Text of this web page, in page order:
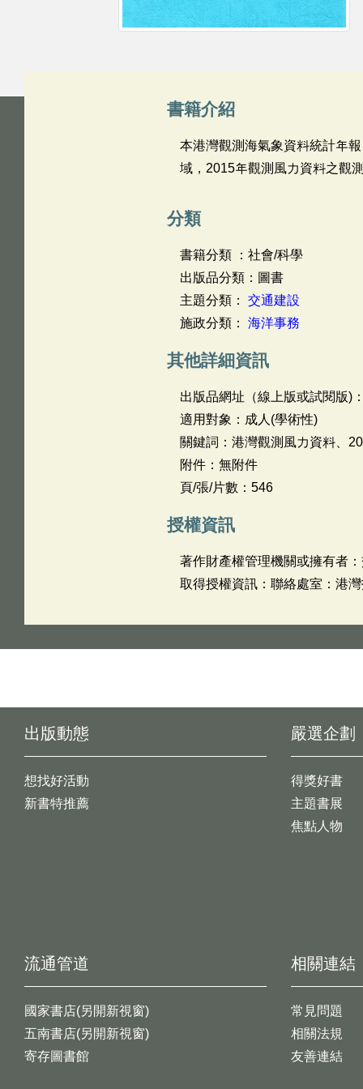
書籍介紹
本港灣觀測海氣象資料統計年
域，2015年觀測風力資料之觀
分類
書籍分類 ：社會/科學
出版品分類：圖書
主題分類： 交通建設
施政分類： 海洋事務
其他詳細資訊
出版品網址（線上版或試閱版)
適用對象：成人(學術性)
關鍵詞：港灣觀測風力資料、
附件：無附件
頁/張/片數：546
授權資訊
著作財產權管理機關或擁有者
取得授權資訊：聯絡處室：港
出版動態
想找好活動
新書特推薦
嚴選企劃
得獎好書
主題書展
焦點人物
流通管道
國家書店(另開新視窗)
五南書店(另開新視窗)
寄存圖書館
相關連結
常見問題
相關法規
友善連結